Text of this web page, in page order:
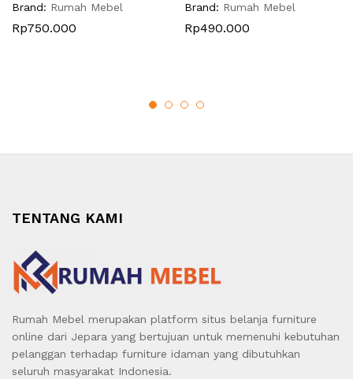
Brand: Rumah Mebel
Rp750.000
Brand: Rumah Mebel
Rp490.000
TENTANG KAMI
Rumah Mebel merupakan platform situs belanja furniture
online dari Jepara yang bertujuan untuk memenuhi kebutuhan
pelanggan terhadap furniture idaman yang dibutuhkan
seluruh masyarakat Indonesia.